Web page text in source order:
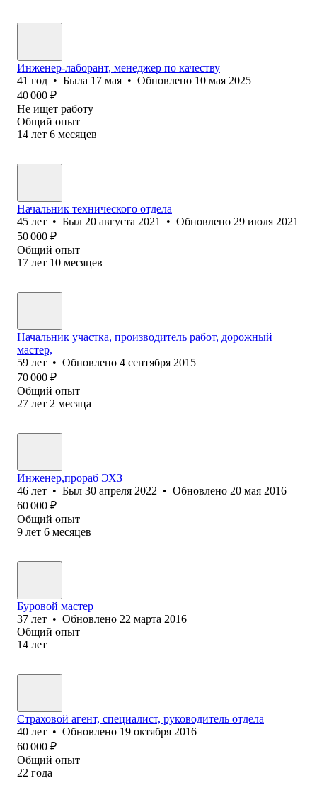
Инженер-лаборант, менеджер по качеству
41 год • Была 17 мая • Обновлено 10 мая 2025
40 000 ₽
Не ищет работу
Общий опыт
14 лет 6 месяцев
Начальник технического отдела
45 лет • Был 20 августа 2021 • Обновлено 29 июля 2021
50 000 ₽
Общий опыт
17 лет 10 месяцев
Начальник участка, производитель работ, дорожный
мастер,
59 лет • Обновлено 4 сентября 2015
70 000 ₽
Общий опыт
27 лет 2 месяца
Инженер,прораб ЭХЗ
46 лет • Был 30 апреля 2022 • Обновлено 20 мая 2016
60 000 ₽
Общий опыт
9 лет 6 месяцев
Буровой мастер
37 лет • Обновлено 22 марта 2016
Общий опыт
14 лет
Страховой агент, специалист, руководитель отдела
40 лет • Обновлено 19 октября 2016
60 000 ₽
Общий опыт
22 года